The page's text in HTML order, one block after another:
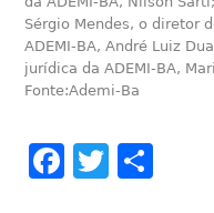
Sérgio Mendes, o diretor
ADEMI-BA, André Luiz
jurídica da ADEMI-BA,
Fonte:Ademi-Ba
Facebook
Twitter